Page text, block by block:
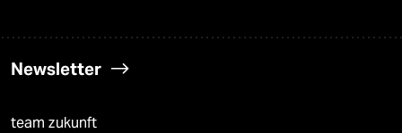
Newsletter
team zukunft